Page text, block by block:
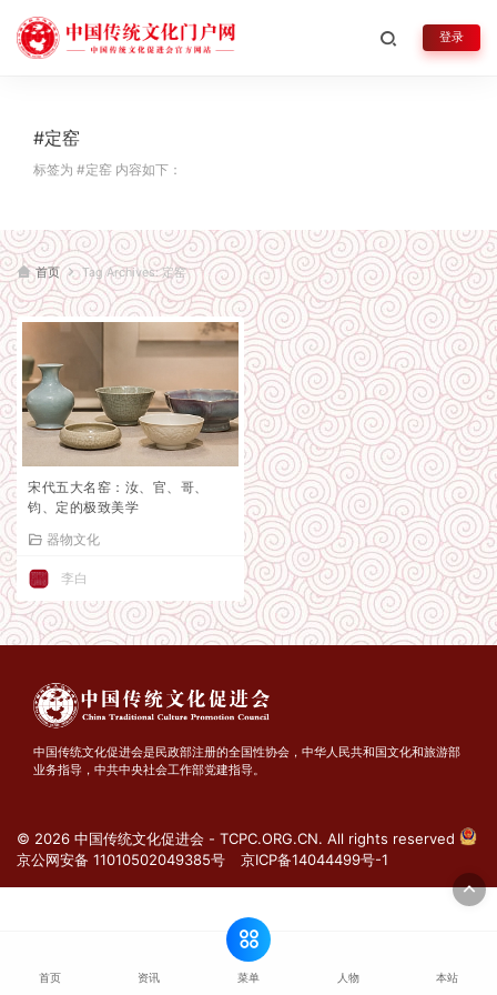
登录
#定窑
标签为 #定窑 内容如下：
首页 Tag Archives: 定窑
宋代五大名窑：汝、官、哥、
钧、定的极致美学
器物文化
李白
中国传统文化促进会是民政部注册的全国性协会，中华人民共和国文化和旅游部
业务指导，中共中央社会工作部党建指导。
© 2026 中国传统文化促进会 - TCPC.ORG.CN. All rights reserved
京公网安备 11010502049385号
京ICP备14044499号-1
首页 资讯 菜单 人物 本站